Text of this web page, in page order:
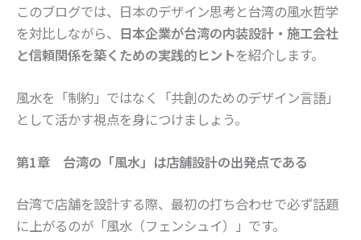
このブログでは、日本のデザイン思考と台湾の風水哲学
を対比しながら、 日本企業が台湾の内装設計・施工会社
と信頼関係を築くための実践的ヒントを紹介します。
風水を「制約」ではなく「共創のためのデザイン言語」
として活かす視点を身につけましょう。
第1章 台湾の「風水」は店舗設計の出発点である
台湾で店舗を設計する際、最初の打ち合わせで必ず話題
に上がるのが「風水（フェンシュイ）」です。